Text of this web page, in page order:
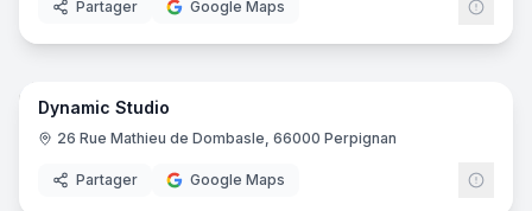
Partager Google Maps
15
Dynamic Studio
26 Rue Mathieu de Dombasle, 66000 Perpignan
Partager Google Maps